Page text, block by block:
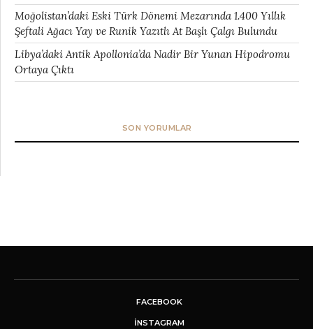
Moğolistan’daki Eski Türk Dönemi Mezarında 1.400 Yıllık
Şeftali Ağacı Yay ve Runik Yazıtlı At Başlı Çalgı Bulundu
Libya’daki Antik Apollonia’da Nadir Bir Yunan Hipodromu
Ortaya Çıktı
SON YORUMLAR
FACEBOOK
INSTAGRAM